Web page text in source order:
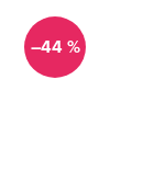
–44 %